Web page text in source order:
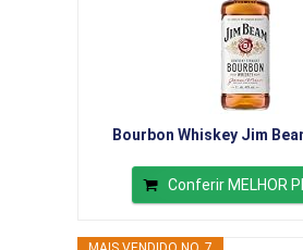
Bourbon Whiskey Jim
Conferir MELHOR